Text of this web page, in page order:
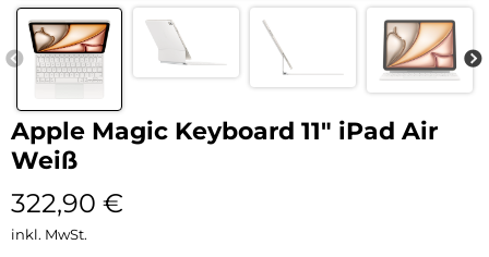
Apple Magic Keyboard 11″ iPad Air
Weiß
322,90 €
inkl. MwSt.